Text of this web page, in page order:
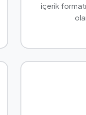
içerik formatı